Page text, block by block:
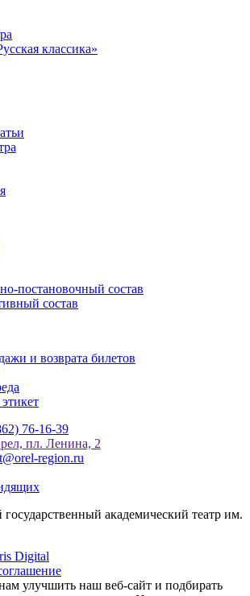
классика»
постановочный состав
состав
и возврата билетов
76-16-39
пл. Ленина, 2
region.ru
академический театр им.
Digital
улучшить наш веб-сайт и подбирать